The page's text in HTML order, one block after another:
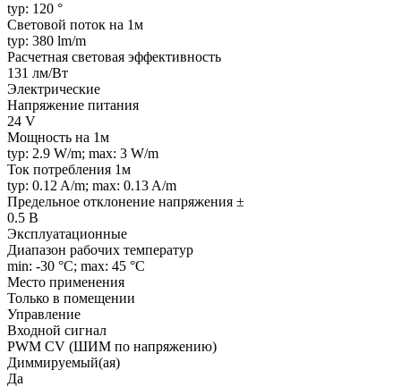
typ: 120 °
Световой поток на 1м
typ: 380 lm/m
Расчетная световая эффективность
131 лм/Вт
Электрические
Напряжение питания
24 V
Мощность на 1м
typ: 2.9 W/m; max: 3 W/m
Ток потребления 1м
typ: 0.12 A/m; max: 0.13 A/m
Предельное отклонение напряжения ±
0.5 В
Эксплуатационные
Диапазон рабочих температур
min: -30 °C; max: 45 °C
Место применения
Только в помещении
Управление
Входной сигнал
PWM СV (ШИМ по напряжению)
Диммируемый(ая)
Да